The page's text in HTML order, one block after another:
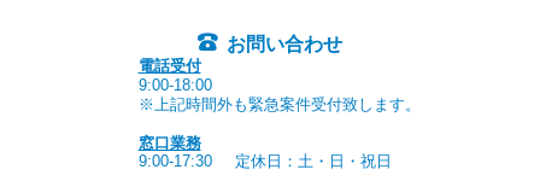
お問い合わせ
電話受付
9:00-18:00
※上記時間外も緊急案件受付致します。
窓口業務
9:00-17:30
定休日：土・日・祝日